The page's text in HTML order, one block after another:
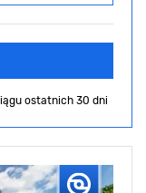
ostatnich 30 dni